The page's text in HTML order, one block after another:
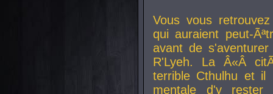
Vous vous
qui auraient peut-
avant de
R'Lyeh. La Â«Â
terrible Cthulhu et
mentale d'y rester